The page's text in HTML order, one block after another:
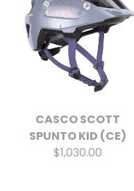
CASCO SCOTT
SPUNTO KID (CE)
$1,030.00